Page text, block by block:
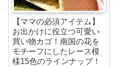
【ママの必須アイテム】
お出かけに役立つ可愛い
買い物カゴ！南国の花を
モチーフにしたレース模
様15色のラインナップ！